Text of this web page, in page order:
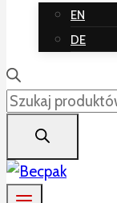
EN
DE
Wyszukiwarka
produktów